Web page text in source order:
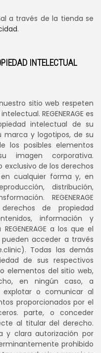
a través de la tienda se
.
INTELECTUAL
sitio web respeten
REGENERAGE es
intelectual de su
marca y logotipos, de su
los posibles elementos
imagen corporativa.
de los derechos
cualquier forma y, en
distribución,
REGENERAGE
de propiedad
información y
a los que el
acceder a través
Todas las demás
de sus respectivos
elementos del sitio web,
en ningún caso, a
explotar o comunicar al
proporcionados por el
parte, o conceder
al titular del derecho.
y clara autorización por
prohibido